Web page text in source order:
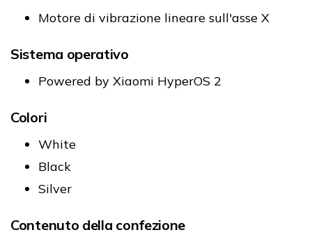
Motore di vibrazione lineare sull'asse X
Sistema operativo
Powered by Xiaomi HyperOS 2
Colori
White
Black
Silver
Contenuto della confezione